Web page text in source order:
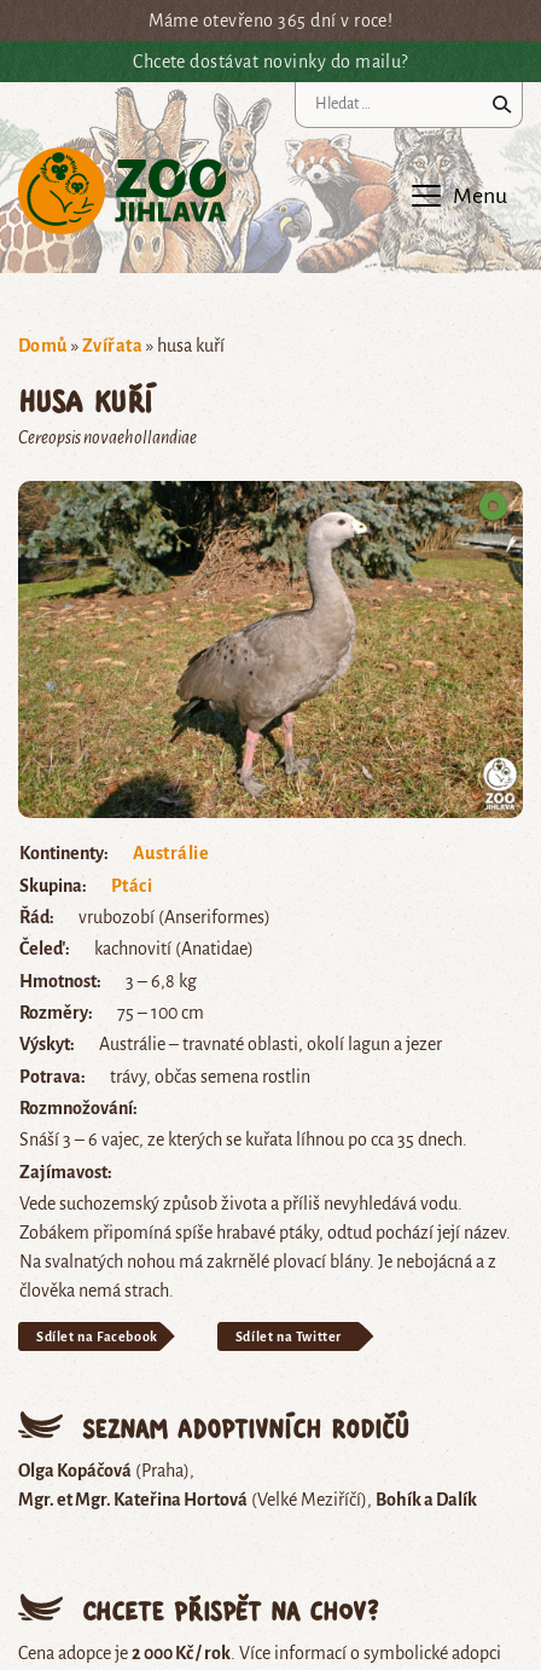
Přejít na hlavní obsahMáme otevřeno 365 dní v roce!
Chcete dostávat novinky do mailu?
Menu
Domů »Zvířata» husa kuří
husa kuří
Cereopsis novaehollandiae
Kontinenty
Austrálie
Skupina
Ptáci
Řád
vrubozobí (Anseriformes)
Čeleď
kachnovití (Anatidae)
Hmotnost
3 – 6,8 kg
Rozměry
75 – 100 cm
Výskyt
Austrálie – travnaté oblasti, okolí lagun a jezer
Potrava
trávy, občas semena rostlin
Rozmnožování
Snáší 3 – 6 vajec, ze kterých se kuřata líhnou po cca 35 dnech.
Zajímavost
Vede suchozemský způsob života a příliš nevyhledává vodu.
Zobákem připomíná spíše hrabavé ptáky, odtud pochází její název.
Na svalnatých nohou má zakrnělé plovací blány. Je nebojácná a z
člověka nemá strach.
Sdílet na Facebook Sdílet na Twitter
Seznam adoptivních rodičů
Olga Kopáčová (Praha)
Mgr. et Mgr. Kateřina Hortová (Velké Meziříčí) Bohík a Dalík
Chcete přispět na chov?
Cena adopce je2 000 Kč / rok. Více informací o symbolické adopci